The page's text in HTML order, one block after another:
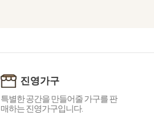
진영가구
특별한 공간을 만들어줄 가구를 판
매하는 진영가구입니다.